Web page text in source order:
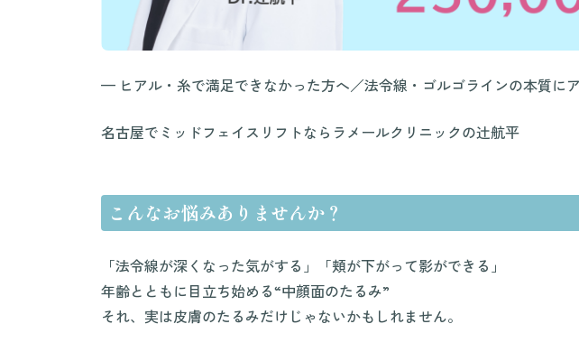
— ヒアル・糸で満足できなかった方へ／法令線・ゴルゴラインの本質に
名古屋でミッドフェイスリフトならラメールクリニックの辻航平
こんなお悩みありませんか？
「法令線が深くなった気がする」「頬が下がって影ができる」
年齢とともに目立ち始める“中顔面のたるみ”
それ、実は皮膚のたるみだけじゃないかもしれません。